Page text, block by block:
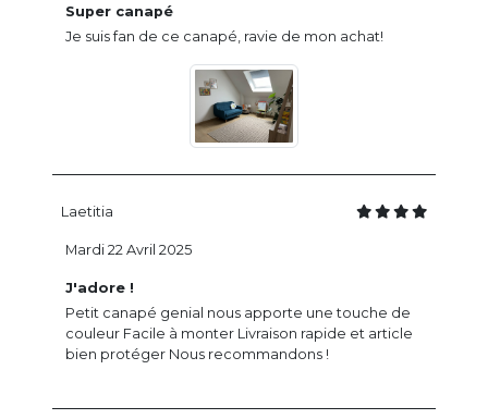
Super canapé
Je suis fan de ce canapé, ravie de mon achat!
Laetitia
J'adore !
Petit canapé genial nous apporte une touche de
couleur Facile à monter Livraison rapide et article
bien protéger Nous recommandons !
Mardi 22 Avril 2025